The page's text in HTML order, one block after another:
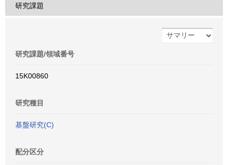
研究課題
研究課題/領域番号
15K00860
研究種目
基盤研究(C)
配分区分